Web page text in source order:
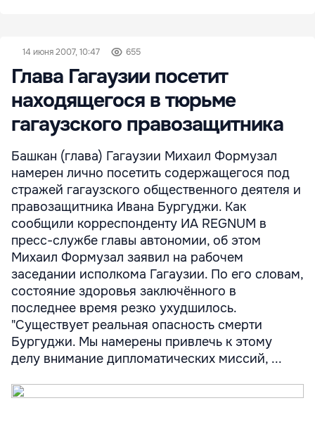
14 июня 2007, 10:47 655
Глава Гагаузии посетит
находящегося в тюрьме
гагаузского правозащитника
Башкан (глава) Гагаузии Михаил Формузал
намерен лично посетить содержащегося под
стражей гагаузского общественного деятеля и
правозащитника Ивана Бургуджи. Как
сообщили корреспонденту ИА REGNUM в
пресс-службе главы автономии, об этом
Михаил Формузал заявил на рабочем
заседании исполкома Гагаузии. По его словам,
состояние здоровья заключённого в
последнее время резко ухудшилось.
"Существует реальная опасность смерти
Бургуджи. Мы намерены привлечь к этому
делу внимание дипломатических миссий, ...